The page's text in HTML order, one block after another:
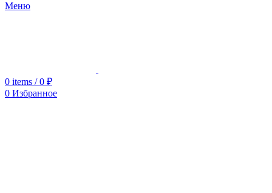
Меню
0 items / 0 ₽
0 Избранное